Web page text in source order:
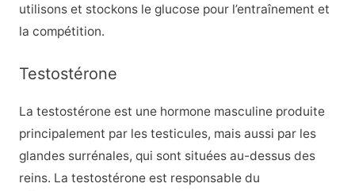
utilisons et stockons le glucose pour l’entraînement et
la compétition.
Testostérone
La testostérone est une hormone masculine produite
principalement par les testicules, mais aussi par les
glandes surrénales, qui sont situées au-dessus des
reins. La testostérone est responsable du